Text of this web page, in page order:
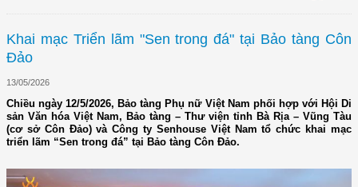
Khai mạc Triển lãm "Sen trong đá" tại Bảo tàng Côn
Đảo
13/05/2026
Chiều ngày 12/5/2026, Bảo tàng Phụ nữ Việt Nam phối hợp với Hội Di
sản Văn hóa Việt Nam, Bảo tàng – Thư viện tỉnh Bà Rịa – Vũng Tàu
(cơ sở Côn Đảo) và Công ty Senhouse Việt Nam tổ chức khai mạc
triển lãm “Sen trong đá” tại Bảo tàng Côn Đảo.